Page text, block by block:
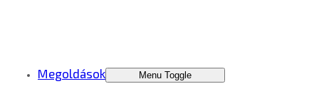
Megoldások Menu Toggle